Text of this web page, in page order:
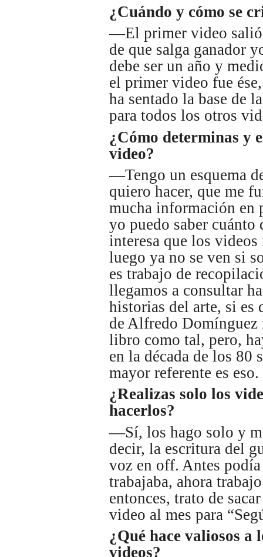
¿Cuándo y cómo se
—El primer video
de que salga ganador
debe ser un año y
el primer video fue
ha sentado la base de
para todos los otros
¿Cómo determinas y
video?
—Tengo un esquema
quiero hacer, que me
mucha información en
yo puedo saber
interesa que los
luego ya no se ven si
es trabajo de
llegamos a consultar
historias del arte, si es
de Alfredo Domínguez
libro como tal, pero,
en la década de los
mayor referente es eso.
¿Realizas solo los
hacerlos?
—Sí, los hago solo y
decir, la escritura del
voz en off. Antes
trabajaba, ahora
entonces, trato de
video al mes para
¿Qué hace valiosos a
videos?